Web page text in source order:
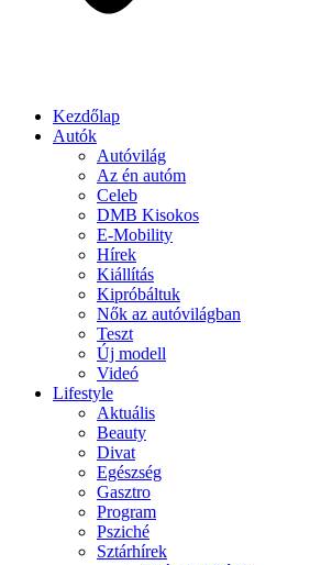
Kezdőlap
Autók
Autóvilág
Az én autóm
Celeb
DMB Kisokos
E-Mobility
Hírek
Kiállítás
Kipróbáltuk
Nők az autóvilágban
Teszt
Új modell
Videó
Lifestyle
Aktuális
Beauty
Divat
Egészség
Gasztro
Program
Psziché
Sztárhírek